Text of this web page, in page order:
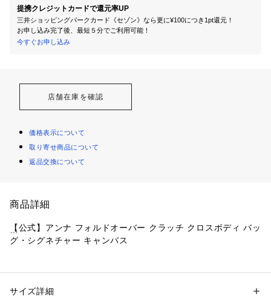
提携クレジットカードで還元率UP
三井ショッピングパークカード《セゾン》なら更に¥100につき1pt還元！
お申し込み完了後、最短５分でご利用可能！
今すぐお申し込み
店舗在庫を確認
価格表示について
取り寄せ商品について
返品交換について
商品詳細
【公式】アンナ フォルドオーバー クラッチ クロスボディ バッ
グ・シグネチャー キャンバス
・シグネチャー コーテッド キャンバス、スムース レザー
性別：レディース
サイズ詳細